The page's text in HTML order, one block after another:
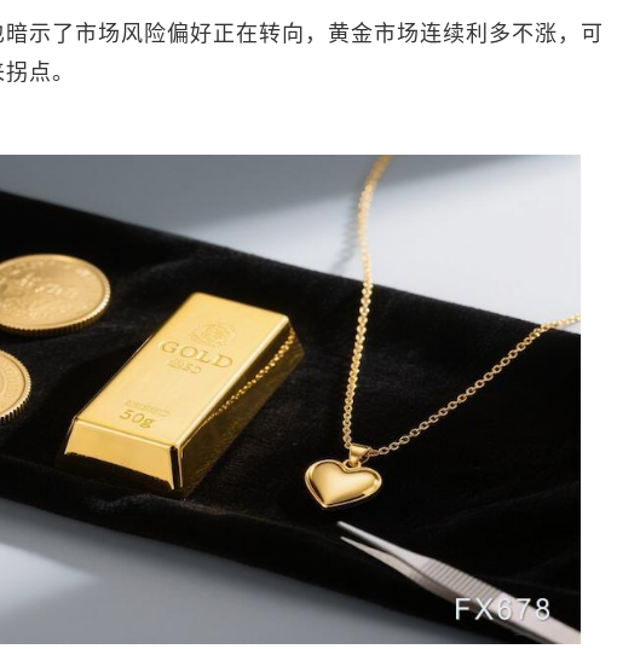
示了市场风险偏好正在转向，黄金市场连续利多不涨，可
点。